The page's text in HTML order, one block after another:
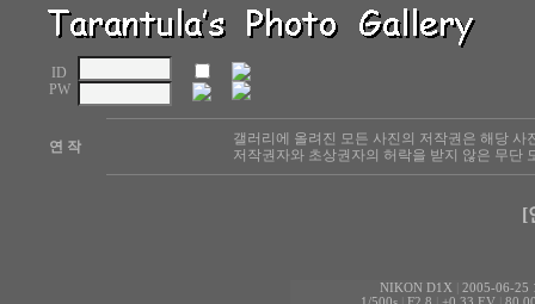
ID
PW
연 작
갤러리에 올려진 모든 사진의 저작권은 해당
저작권자와 초상권자의 허락을 받지 않은 무단
[
NIKON D1X
2005-06-25